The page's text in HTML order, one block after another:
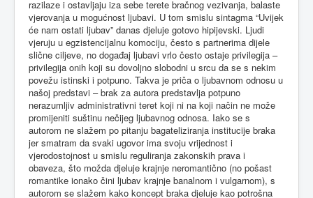
razilaze i ostavljaju iza sebe terete bračnog vezivanja, balaste
vjerovanja u mogućnost ljubavi. U tom smislu sintagma “Uvijek
će nam ostati ljubav” danas djeluje gotovo hipijevski. Ljudi
vjeruju u egzistencijalnu komociju, često s partnerima dijele
slične ciljeve, no događaj ljubavi vrlo često ostaje privilegija –
privilegija onih koji su dovoljno slobodni u srcu da se s nekim
povežu istinski i potpuno. Takva je priča o ljubavnom odnosu u
našoj predstavi – brak za autora predstavlja potpuno
nerazumljiv administrativni teret koji ni na koji način ne može
promijeniti suštinu nečijeg ljubavnog odnosa. Iako se s
autorom ne slažem po pitanju bagateliziranja institucije braka
jer smatram da svaki ugovor ima svoju vrijednost i
vjerodostojnost u smislu reguliranja zakonskih prava i
obaveza, što možda djeluje krajnje neromantično (no pošast
romantike ionako čini ljubav krajnje banalnom i vulgarnom), s
autorom se slažem kako koncept braka djeluje kao potrošna